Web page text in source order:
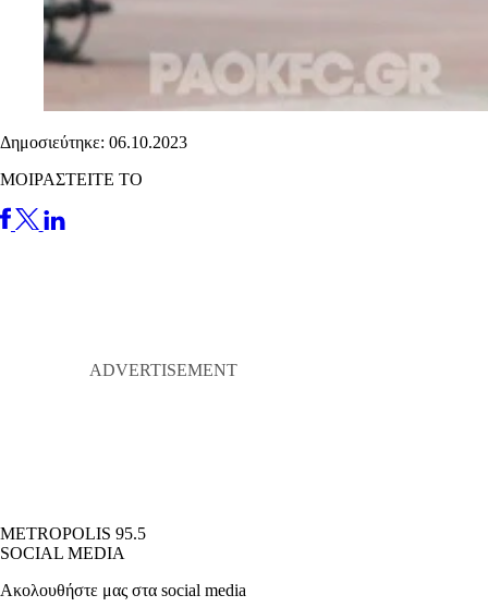
Δημοσιεύτηκε: 06.10.2023
ΜΟΙΡΑΣΤΕΙΤΕ ΤΟ
METROPOLIS 95.5
SOCIAL MEDIA
Ακολουθήστε μας στα social media